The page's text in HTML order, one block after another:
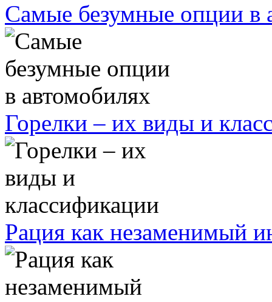
Самые безумные опции в
Горелки – их виды и
Рация как незаменимый